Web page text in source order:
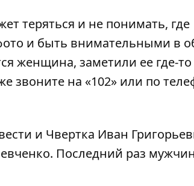
теряться и не понимать, где
и быть внимательными в
женщина, заметили ее где-
звоните на «102» или по
и Чвертка Иван
. Последний раз